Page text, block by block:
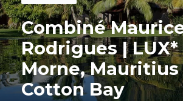
Combiné
Rodrigues | LUX*
Morne, Mauritius
Cotton Bay